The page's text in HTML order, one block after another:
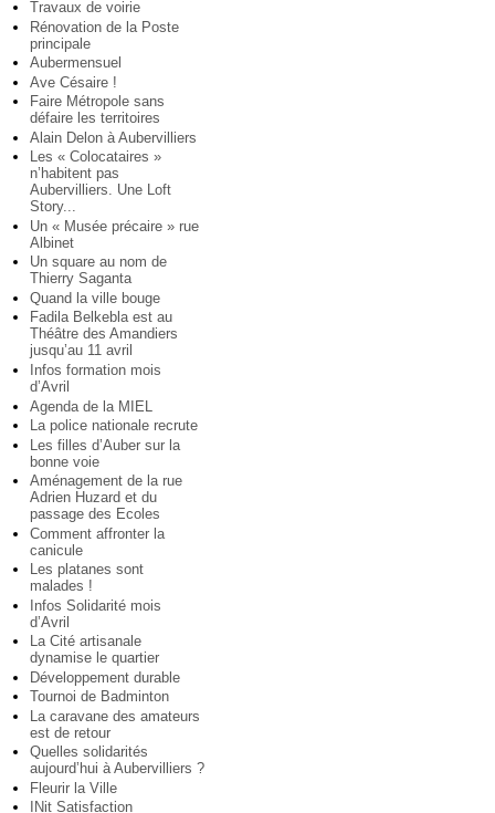
Travaux de voirie
Rénovation de la Poste
principale
Aubermensuel
Ave Césaire !
Faire Métropole sans
défaire les territoires
Alain Delon à Aubervilliers
Les « Colocataires »
n’habitent pas
Aubervilliers. Une Loft
Story...
Un « Musée précaire » rue
Albinet
Un square au nom de
Thierry Saganta
Quand la ville bouge
Fadila Belkebla est au
Théâtre des Amandiers
jusqu’au 11 avril
Infos formation mois
d’Avril
Agenda de la MIEL
La police nationale recrute
Les filles d’Auber sur la
bonne voie
Aménagement de la rue
Adrien Huzard et du
passage des Ecoles
Comment affronter la
canicule
Les platanes sont
malades !
Infos Solidarité mois
d’Avril
La Cité artisanale
dynamise le quartier
Développement durable
Tournoi de Badminton
La caravane des amateurs
est de retour
Quelles solidarités
aujourd’hui à Aubervilliers ?
Fleurir la Ville
INit Satisfaction